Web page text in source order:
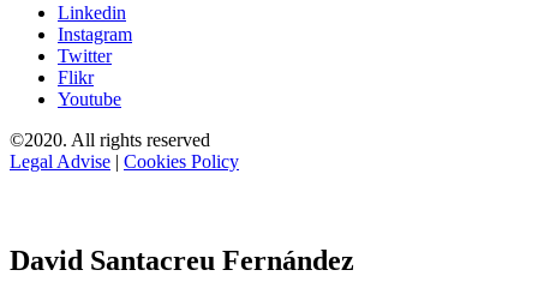
Linkedin
Instagram
Twitter
Flikr
Youtube
©2020. All rights reserved
Legal Advise | Cookies Policy
David Santacreu Fernández